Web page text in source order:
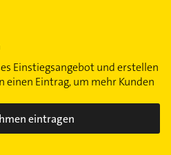
West
Einstiegsangebot und erstellen
einen Eintrag, um mehr Kunden
eintragen